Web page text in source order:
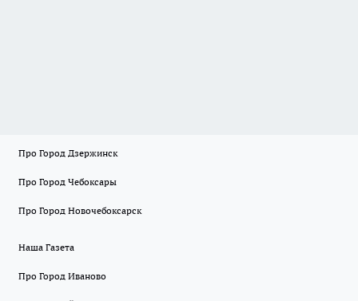
Про Город Дзержинск
Про Город Чебоксары
Про Город Новочебоксарск
Наша Газета
Про Город Иваново